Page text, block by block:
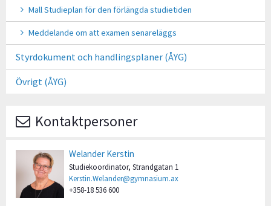
Mall Studieplan för den förlängda studietiden
Meddelande om att examen senareläggs
Styrdokument och handlingsplaner (ÅYG)
Övrigt (ÅYG)
Kontaktpersoner
Welander Kerstin
Studiekoordinator, Strandgatan 1
Kerstin.Welander@gymnasium.ax
+358-18 536 600